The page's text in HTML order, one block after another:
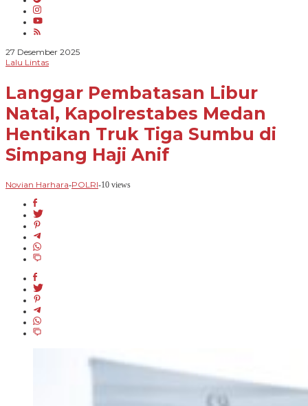
27 Desember 2025oleh
Lalu Lintas
Langgar Pembatasan Libur
Natal, Kapolrestabes Medan
Hentikan Truk Tiga Sumbu di
Simpang Haji Anif
Novian Harhara-POLRI-10 views